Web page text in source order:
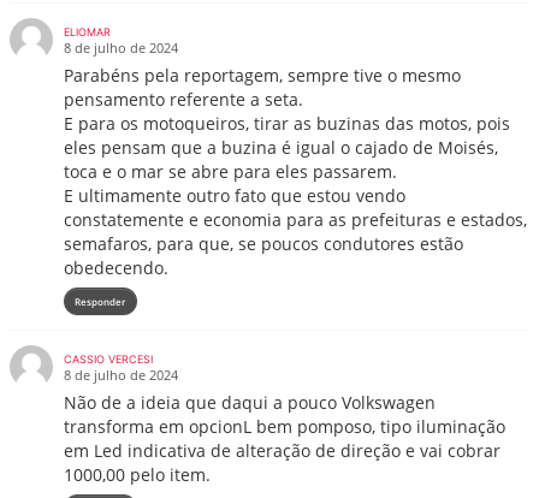
ELIOMAR
8 de julho de 2024
Parabéns pela reportagem, sempre tive o mesmo
pensamento referente a seta.
E para os motoqueiros, tirar as buzinas das motos, pois
eles pensam que a buzina é igual o cajado de Moisés,
toca e o mar se abre para eles passarem.
E ultimamente outro fato que estou vendo
constatemente e economia para as prefeituras e estados,
semafaros, para que, se poucos condutores estão
obedecendo.
Responder
CASSIO VERCESI
8 de julho de 2024
Não de a ideia que daqui a pouco Volkswagen
transforma em opcionL bem pomposo, tipo iluminação
em Led indicativa de alteração de direção e vai cobrar
1000,00 pelo item.